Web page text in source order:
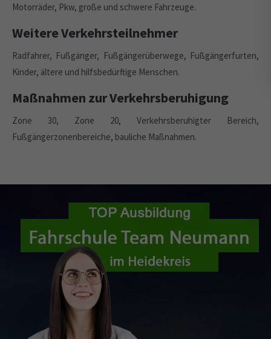
Motorräder, Pkw, große und schwere Fahrzeuge.
Weitere Verkehrsteilnehmer
Radfahrer, Fußgänger, Fußgängerüberwege, Fußgängerfurten,
Kinder, ältere und hilfsbedürftige Menschen.
Maßnahmen zur Verkehrsberuhigung
Zone 30, Zone 20, Verkehrsberuhigter Bereich,
Fußgängerzonenbereiche, bauliche Maßnahmen.